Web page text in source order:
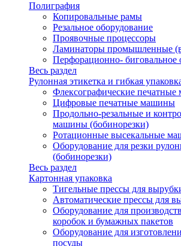
Полиграфия
Копировальные рамы
Резальное оборудование
Проявочные процессоры
Ламинаторы промышленные
Перфорационно- биговальное
Весь раздел
Рулонная этикетка и гибкая
Флексографические
Цифровые печатные машины
Продольно-резальные и
машины (бобинорезки)
Ротационные высекальные
Оборудование для резки
(бобинорезки)
Весь раздел
Картонная упаковка
Тигельные прессы для
Автоматические прессы для
Оборудование для
коробок и бумажных пакетов
Оборудование для
посуды